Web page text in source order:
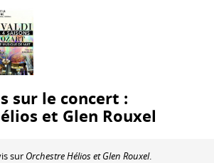
sur le concert :
et Glen Rouxel
sur Orchestre Hélios et Glen Rouxel.